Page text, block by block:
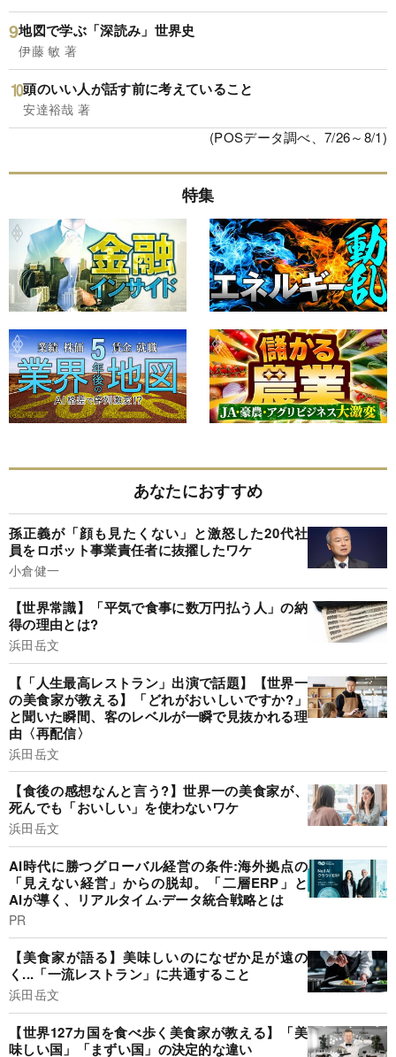
地図で学ぶ「深読み」世界史
伊藤 敏 著
頭のいい人が話す前に考えていること
安達裕哉 著
(POSデータ調べ、7/26～8/1)
特集
あなたにおすすめ
孫正義が「顔も見たくない」と激怒した20代社
員をロボット事業責任者に抜擢したワケ
小倉健一
【世界常識】「平気で食事に数万円払う人」の納
得の理由とは?
浜田岳文
【「人生最高レストラン」出演で話題】【世界一
の美食家が教える】「どれがおいしいですか?」
と聞いた瞬間、客のレベルが一瞬で見抜かれる理
由〈再配信〉
浜田岳文
【食後の感想なんと言う?】世界一の美食家が、
死んでも「おいしい」を使わないワケ
浜田岳文
AI時代に勝つグローバル経営の条件:海外拠点の
「見えない経営」からの脱却。「二層ERP」と
AIが導く、リアルタイム·データ統合戦略とは
PR
【美食家が語る】美味しいのになぜか足が遠の
く...「一流レストラン」に共通すること
浜田岳文
【世界127カ国を食べ歩く美食家が教える】「美
味しい国」「まずい国」の決定的な違い